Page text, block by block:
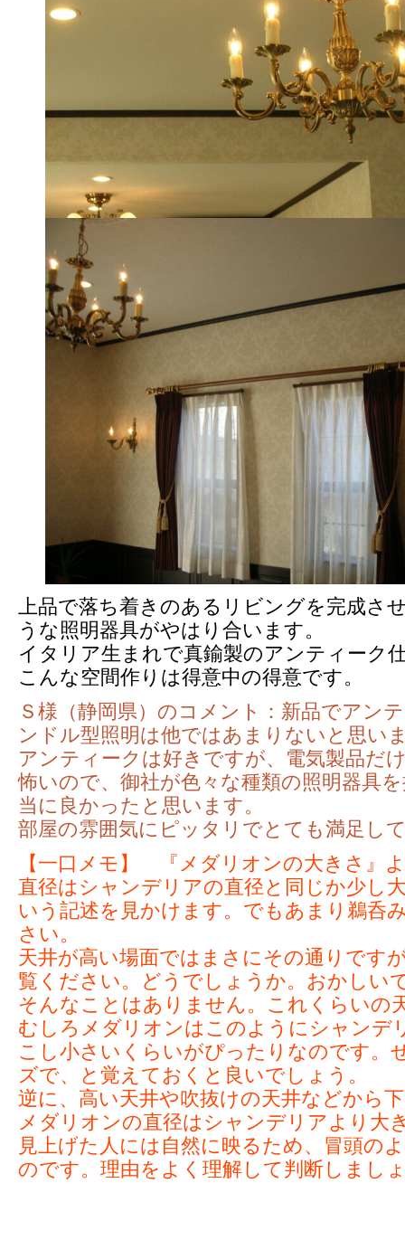
上品で落ち着きのあるリビングを完成さ
うな照明器具がやはり合います。
イタリア生まれで真鍮製のアンティーク
こんな空間作りは得意中の得意です。
Ｓ様（静岡県）のコメント：新品でアン
ンドル型照明は他ではあまりないと思い
アンティークは好きですが、電気製品だ
怖いので、御社が色々な種類の照明器具
当に良かったと思います。
部屋の雰囲気にピッタリでとても満足し
【一口メモ】 『メダリオンの大きさ』
直径はシャンデリアの直径と同じか少し
いう記述を見かけます。でもあまり鵜呑
さい。
天井が高い場面ではまさにその通りです
覧ください。どうでしょうか。おかしい
そんなことはありません。これくらいの
むしろメダリオンはこのようにシャンデ
こし小さいくらいがぴったりなのです。
ズで、と覚えておくと良いでしょう。
逆に、高い天井や吹抜けの天井などから
メダリオンの直径はシャンデリアより大
見上げた人には自然に映るため、冒頭の
のです。理由をよく理解して判断しまし